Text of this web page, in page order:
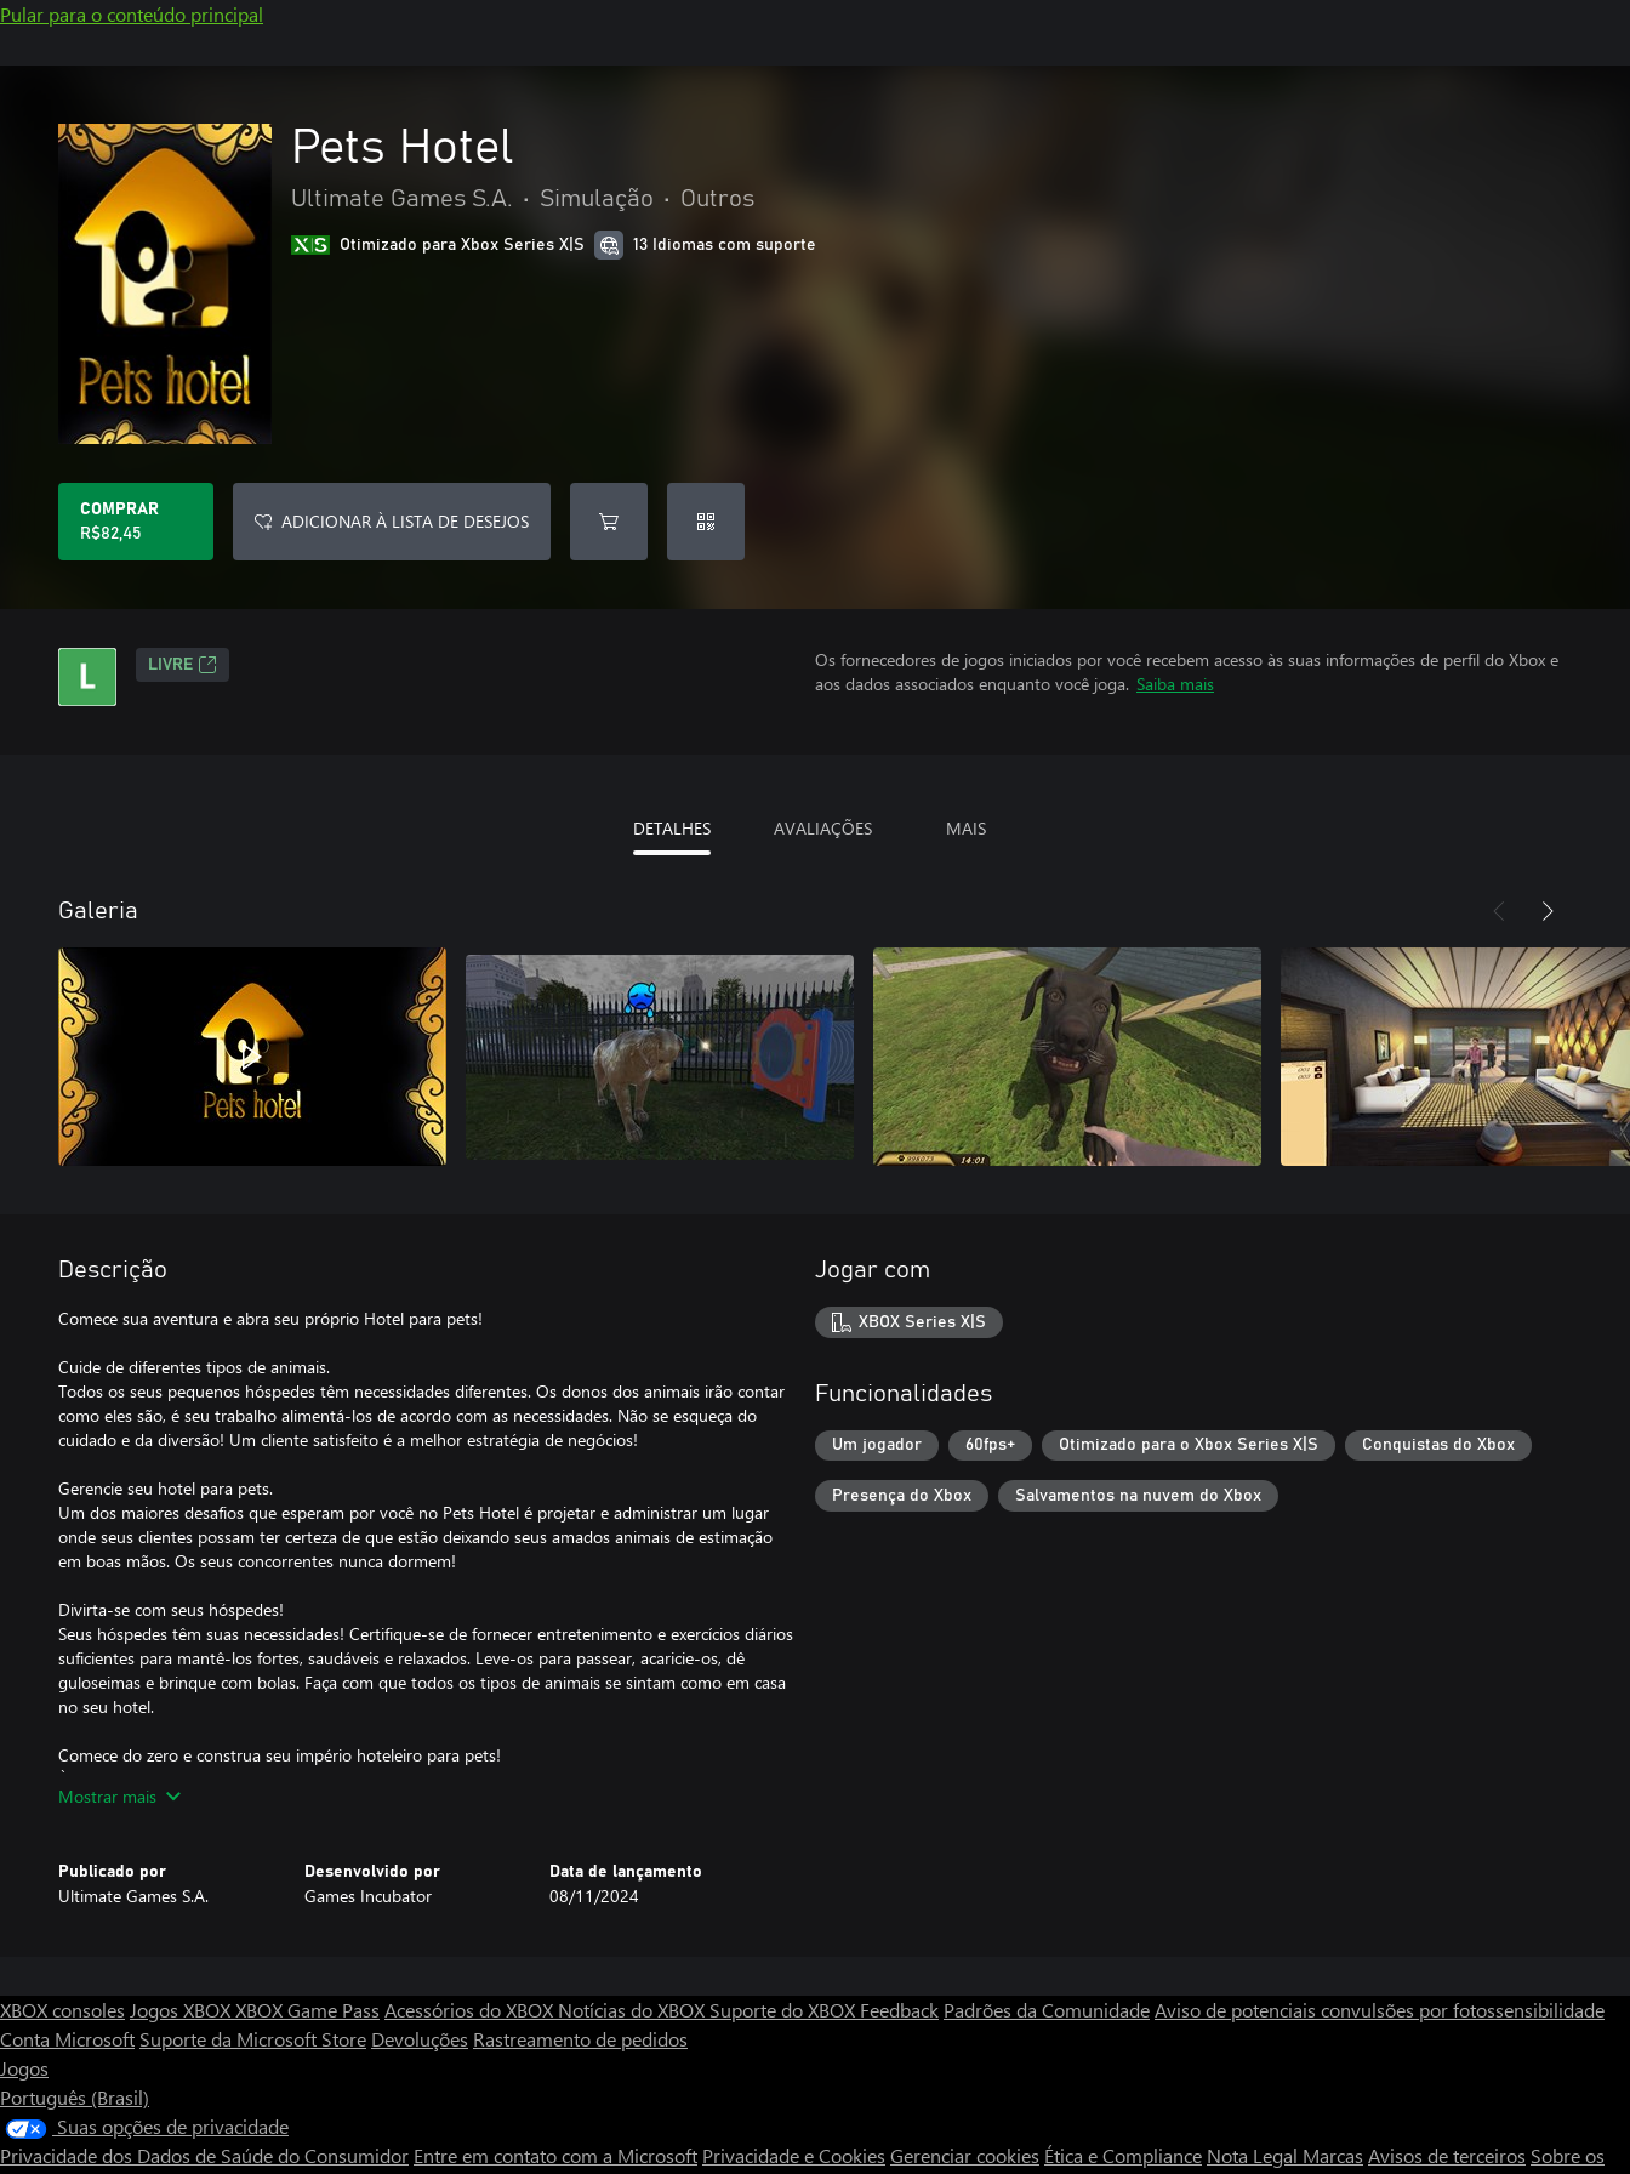
Pular para o conteúdo principal
Pets Hotel
Ultimate Games S.A. • Simulação • Outros
Otimizado para Xbox Series X|S 13 Idiomas com suporte
COMPRAR
R$82,45
ADICIONAR À LISTA DE DESEJOS
LIVRE
Os fornecedores de jogos iniciados por você recebem acesso às suas informações de perfil do Xbox e
aos dados associados enquanto você joga. Saiba mais
DETALHES AVALIAÇÕES MAIS
Galeria
Descrição
Comece sua aventura e abra seu próprio Hotel para pets!
Cuide de diferentes tipos de animais.
Todos os seus pequenos hóspedes têm necessidades diferentes. Os donos dos animais irão contar
como eles são, é seu trabalho alimentá-los de acordo com as necessidades. Não se esqueça do
cuidado e da diversão! Um cliente satisfeito é a melhor estratégia de negócios!
Gerencie seu hotel para pets.
Um dos maiores desafios que esperam por você no Pets Hotel é projetar e administrar um lugar
onde seus clientes possam ter certeza de que estão deixando seus amados animais de estimação
em boas mãos. Os seus concorrentes nunca dormem!
Divirta-se com seus hóspedes!
Seus hóspedes têm suas necessidades! Certifique-se de fornecer entretenimento e exercícios diários
suficientes para mantê-los fortes, saudáveis ​​e relaxados. Leve-os para passear, acaricie-os, dê
guloseimas e brinque com bolas. Faça com que todos os tipos de animais se sintam como em casa
no seu hotel.
Comece do zero e construa seu império hoteleiro para pets!
À medida que o jogo avança, você expande seus negócios e pode tornar seu hotel o melhor lugar
para pets de todos os tempos! Imagine um lugar com uma infinidade de quartos, cada um pensado
Mostrar mais
Publicado por
Ultimate Games S.A.
Desenvolvido por
Games Incubator
Data de lançamento
08/11/2024
Jogar com
XBOX Series X|S
Funcionalidades
Um jogador 60fps+ Otimizado para o Xbox Series X|S Conquistas do Xbox
Presença do Xbox Salvamentos na nuvem do Xbox
XBOX consoles Jogos XBOXXBOX Game Pass Acessórios do XBOX Notícias do XBOX Suporte do XBOX Feedback Padrões da ComunidadeAviso de potenciais convulsões por fotossensibilidade
Conta Microsoft Suporte da Microsoft Store Devoluções Rastreamento de pedidos
Jogos
Português (Brasil)
Suas opções de privacidade
Privacidade dos Dados de Saúde do Consumidor Entre em contato com a Microsoft Privacidade e Cookies Gerenciar cookies Ética e Compliance Nota Legal Marcas Avisos de terceiros Sobre os